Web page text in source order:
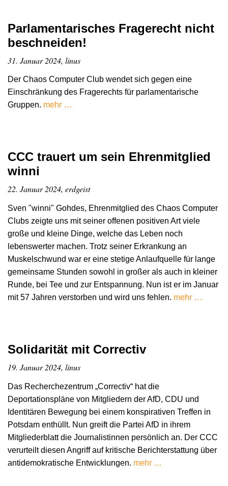
Parlamentarisches Fragerecht nicht
beschneiden!
31. Januar 2024, linus
Der Chaos Computer Club wendet sich gegen eine
Einschränkung des Fragerechts für parlamentarische
Gruppen. mehr …
CCC trauert um sein Ehrenmitglied
winni
22. Januar 2024, erdgeist
Sven "winni" Gohdes, Ehrenmitglied des Chaos Computer
Clubs zeigte uns mit seiner offenen positiven Art viele
große und kleine Dinge, welche das Leben noch
lebenswerter machen. Trotz seiner Erkrankung an
Muskelschwund war er eine stetige Anlaufquelle für lange
gemeinsame Stunden sowohl in großer als auch in kleiner
Runde, bei Tee und zur Entspannung. Nun ist er im Januar
mit 57 Jahren verstorben und wird uns fehlen. mehr …
Solidarität mit Correctiv
19. Januar 2024, linus
Das Recherchezentrum „Correctiv“ hat die
Deportationspläne von Mitgliedern der AfD, CDU und
Identitären Bewegung bei einem konspirativen Treffen in
Potsdam enthüllt. Nun greift die Partei AfD in ihrem
Mitgliederblatt die Journalistinnen persönlich an. Der CCC
verurteilt diesen Angriff auf kritische Berichterstattung über
antidemokratische Entwicklungen. mehr …